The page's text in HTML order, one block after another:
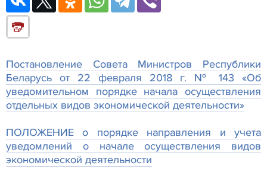
Постановление Совета Министров Республики
Беларусь от 22 февраля 2018 г. № 143 «Об
уведомительном порядке начала осуществления
отдельных видов экономической деятельности»
ПОЛОЖЕНИЕ о порядке направления и учета
уведомлений о начале осуществления видов
экономической деятельности